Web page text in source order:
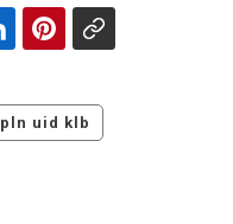
pln uid klb